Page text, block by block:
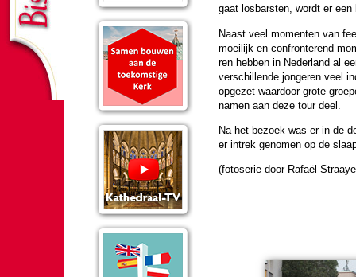
gaat losbarsten, wordt er
Naast veel momenten van
moei­lijk en con­fron­terend
ren hebben in Neder­land al
ver­schil­lende jon­ge­ren veel
opgezet waardoor grote
namen aan deze tour deel.
Na het bezoek was er in de
er intrek geno­men op de
(foto­se­rie door Rafaël